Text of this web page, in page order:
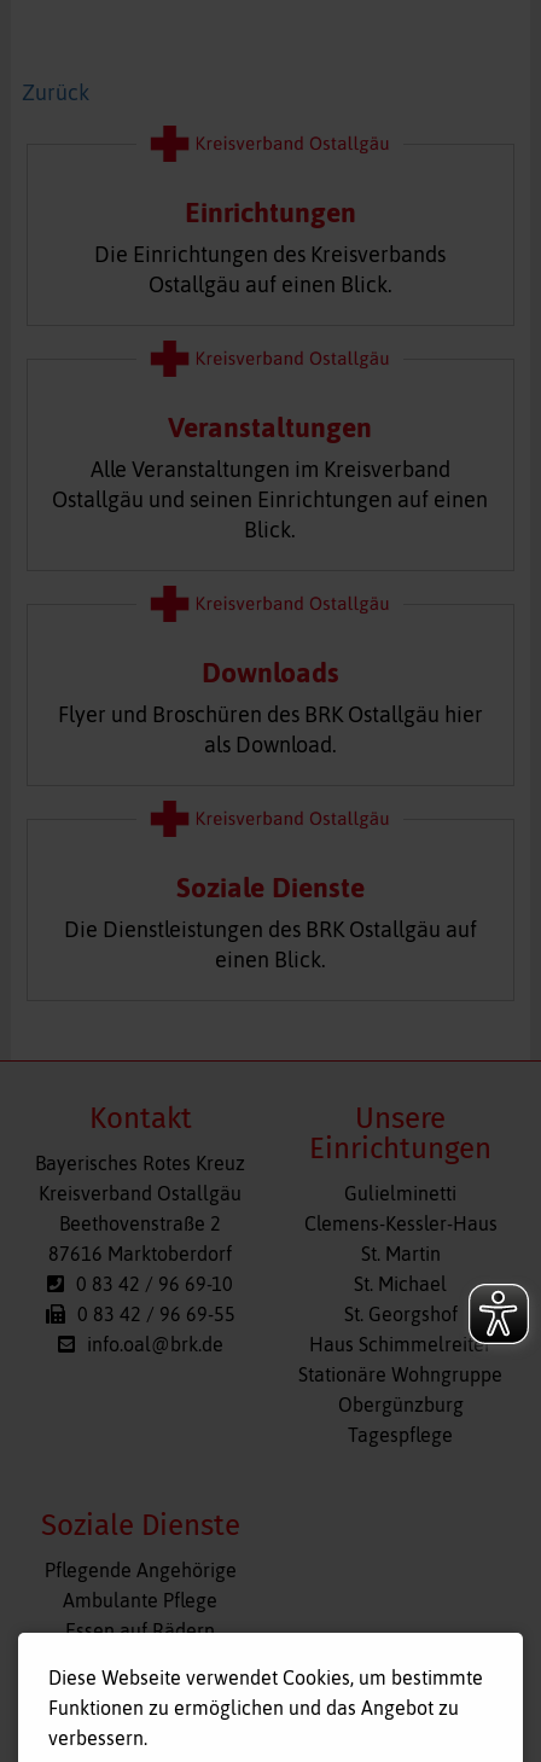
Zurück
Einrichtungen
Die Einrichtungen des Kreisverbands
Ostallgäu auf einen Blick.
Veranstaltungen
Alle Veranstaltungen im Kreisverband
Ostallgäu und seinen Einrichtungen auf einen
Blick.
Downloads
Flyer und Broschüren des BRK Ostallgäu hier
als Download.
Soziale Dienste
Die Dienstleistungen des BRK Ostallgäu auf
einen Blick.
Kontakt
Bayerisches Rotes Kreuz
Kreisverband Ostallgäu
Beethovenstraße 2
87616 Marktoberdorf
0 83 42 / 96 69-10
0 83 42 / 96 69-55
info.oal@brk.de
Unsere
Einrichtungen
Navigation
überspringen
Gulielminetti
Clemens-Kessler-Haus
St. Martin
St. Michael
St. Georgshof
Haus Schimmelreiter
Stationäre Wohngruppe
Obergünzburg
Tagespflege
Soziale Dienste
Navigation
überspringen
Pflegende Angehörige
Ambulante Pflege
Essen auf Rädern
Tagespflege
Hausnotruf
Diese Webseite verwendet Cookies, um bestimmte
Funktionen zu ermöglichen und das Angebot zu
verbessern.